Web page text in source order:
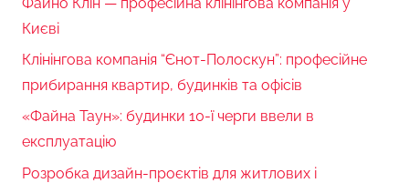
Києві
Клінінгова компанія “Єнот-Полоскун”: професійне
прибирання квартир, будинків та офісів
«Файна Таун»: будинки 10-ї черги ввели в
експлуатацію
Розробка дизайн-проєктів для житлових і